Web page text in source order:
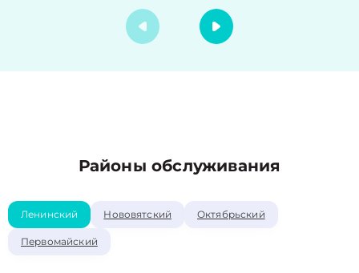
Районы обслуживания
Ленинский Нововятский Октябрьский
Первомайский